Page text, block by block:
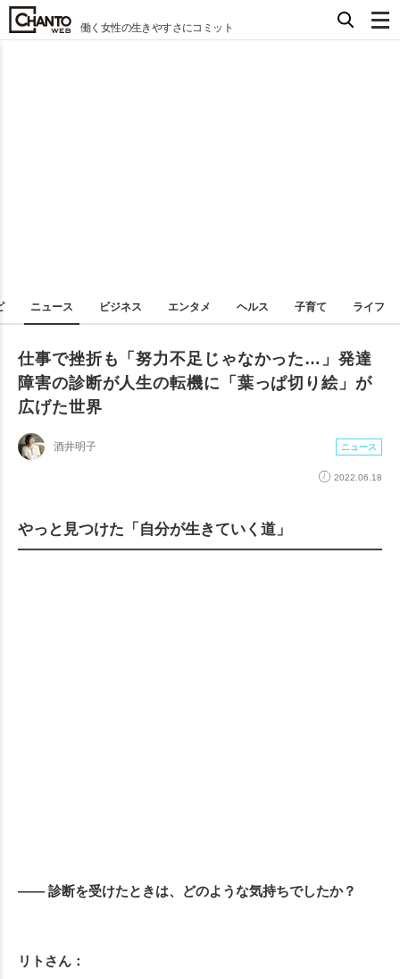
働く女性の生きやすさにコミット
ニュース ビジネス エンタメ ヘルス 子育て ライフ
仕事で挫折も「努力不足じゃなかった…」発達
障害の診断が人生の転機に「葉っぱ切り絵」が
広げた世界
酒井明子 ニュース
2022.06.18
やっと見つけた「自分が生きていく道」
—— 診断を受けたときは、どのような気持ちでしたか？
リトさん：